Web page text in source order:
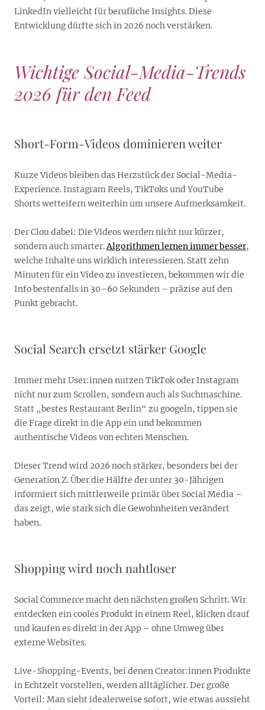
LinkedIn vielleicht für berufliche Insights. Diese
Entwicklung dürfte sich in 2026 noch verstärken.
Wichtige Social-Media-Trends
2026 für den Feed
Short-Form-Videos dominieren weiter
Kurze Videos bleiben das Herzstück der Social-Media-
Experience. Instagram Reels, TikToks und YouTube
Shorts wetteifern weiterhin um unsere Aufmerksamkeit.
Der Clou dabei: Die Videos werden nicht nur kürzer,
sondern auch smarter.Algorithmen lernen immer besser,
welche Inhalte uns wirklich interessieren. Statt zehn
Minuten für ein Video zu investieren, bekommen wir die
Info bestenfalls in 30–60 Sekunden – präzise auf den
Punkt gebracht.
Social Search ersetzt stärker Google
Immer mehr User:innen nutzen TikTok oder Instagram
nicht nur zum Scrollen, sondern auch als Suchmaschine.
Statt „bestes Restaurant Berlin“ zu googeln, tippen sie
die Frage direkt in die App ein und bekommen
authentische Videos von echten Menschen.
Dieser Trend wird 2026 noch stärker, besonders bei der
Generation Z. Über die Hälfte der unter 30-Jährigen
informiert sich mittlerweile primär über Social Media –
das zeigt, wie stark sich die Gewohnheiten verändert
haben.
Shopping wird noch nahtloser
Social Commerce macht den nächsten großen Schritt. Wir
entdecken ein cooles Produkt in einem Reel, klicken drauf
und kaufen es direkt in der App – ohne Umweg über
externe Websites.
Live-Shopping-Events, bei denen Creator:innen Produkte
in Echtzeit vorstellen, werden alltäglicher. Der große
Vorteil: Man sieht idealerweise sofort, wie etwas aussieht